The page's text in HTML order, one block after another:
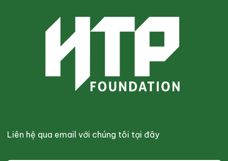
Liên hệ qua email với chúng tôi tại đây